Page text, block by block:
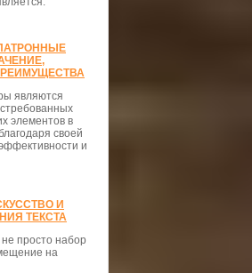
являются
элементов в
своей
и
И
ТЕКСТА
просто набор
на